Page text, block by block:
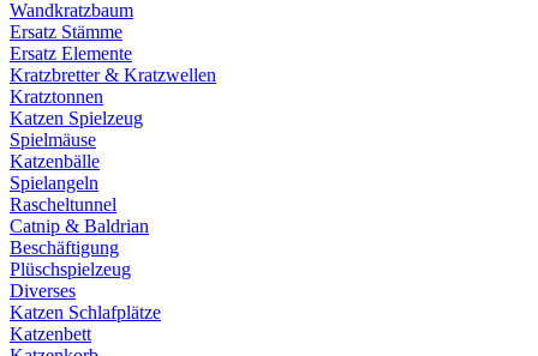
Wandkratzbaum
Ersatz Stämme
Ersatz Elemente
Kratzbretter & Kratzwellen
Kratztonnen
Katzen Spielzeug
Spielmäuse
Katzenbälle
Spielangeln
Rascheltunnel
Catnip & Baldrian
Beschäftigung
Plüschspielzeug
Diverses
Katzen Schlafplätze
Katzenbett